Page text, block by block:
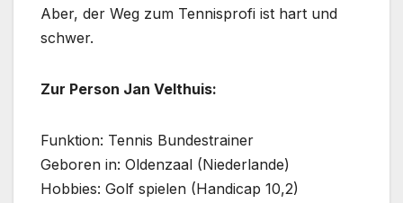
Aber, der Weg zum Tennisprofi ist hart und
schwer.
Zur Person Jan Velthuis:
Funktion: Tennis Bundestrainer
Geboren in: Oldenzaal (Niederlande)
Hobbies: Golf spielen (Handicap 10,2)